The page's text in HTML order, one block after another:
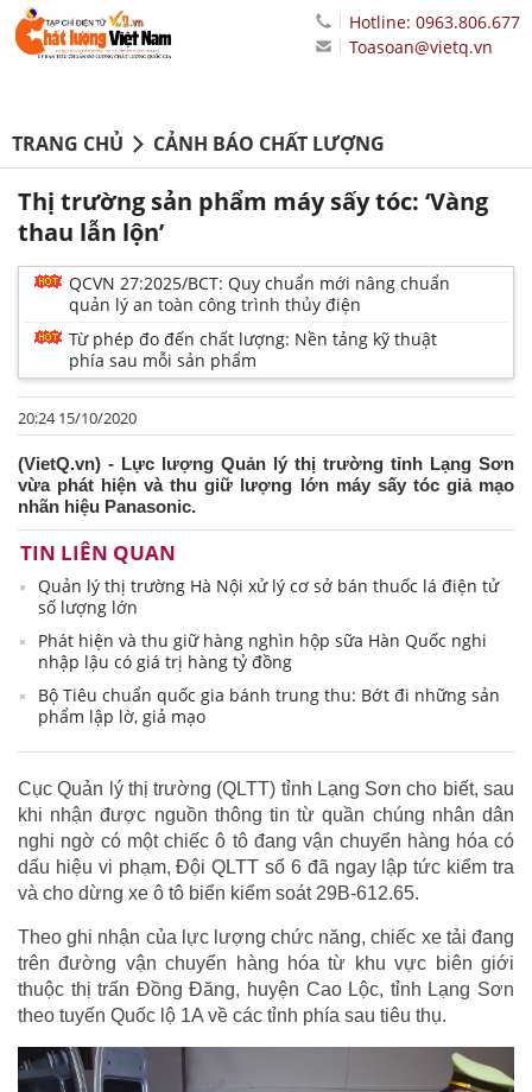
Hotline: 0963.806.677
Toasoan@vietq.vn
TRANG CHỦ CẢNH BÁO CHẤT LƯỢNG
Thị trường sản phẩm máy sấy tóc: ‘Vàng
thau lẫn lộn’
QCVN 27:2025/BCT: Quy chuẩn mới nâng chuẩn
quản lý an toàn công trình thủy điện
Từ phép đo đến chất lượng: Nền tảng kỹ thuật
phía sau mỗi sản phẩm
20:24 15/10/2020
(VietQ.vn) - Lực lượng Quản lý thị trường tỉnh Lạng Sơn
vừa phát hiện và thu giữ lượng lớn máy sấy tóc giả mạo
nhãn hiệu Panasonic.
TIN LIÊN QUAN
Quản lý thị trường Hà Nội xử lý cơ sở bán thuốc lá điện tử
số lượng lớn
Phát hiện và thu giữ hàng nghìn hộp sữa Hàn Quốc nghi
nhập lậu có giá trị hàng tỷ đồng
Bộ Tiêu chuẩn quốc gia bánh trung thu: Bớt đi những sản
phẩm lập lờ, giả mạo
Cục Quản lý thị trường (QLTT) tỉnh Lạng Sơn cho biết, sau
khi nhận được nguồn thông tin từ quần chúng nhân dân
nghi ngờ có một chiếc ô tô đang vận chuyển hàng hóa có
dấu hiệu vi phạm, Đội QLTT số 6 đã ngay lập tức kiểm tra
và cho dừng xe ô tô biển kiểm soát 29B-612.65.
Theo ghi nhận của lực lượng chức năng, chiếc xe tải đang
trên đường vận chuyển hàng hóa từ khu vực biên giới
thuộc thị trấn Đồng Đăng, huyện Cao Lộc, tỉnh Lạng Sơn
theo tuyến Quốc lộ 1A về các tỉnh phía sau tiêu thụ.